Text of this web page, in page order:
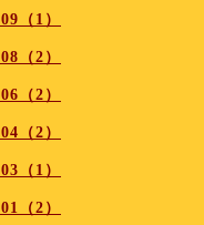
（1）
（2）
（2）
（2）
（1）
（2）